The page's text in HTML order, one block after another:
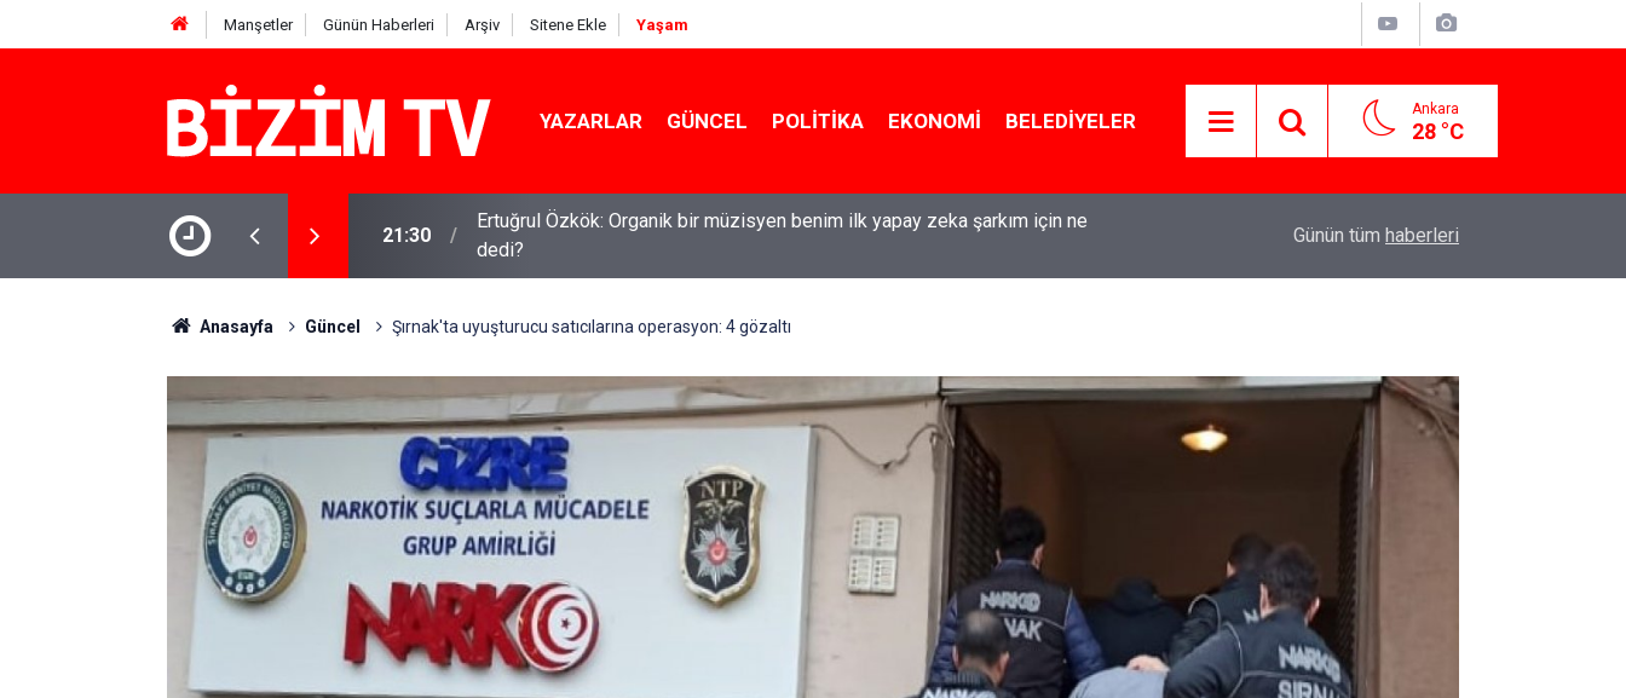
Manşetler Günün Haberleri Arşiv Sitene Ekle Yaşam
YAZARLAR GÜNCEL POLITIKA EKONOMI BELEDIYELER Ankara
28 °C
benim ilk yapay zeka şarkım için ne
16:11
Kirli çamaşırlar ortaya serildi... ROK itirafçı mı oldu? Fatih Altaylı'dan bomba
iddia
Özgür Özel'den Le Monde'a çarpıcı yazı: 'Bu
Günün tüm haberleri
Anasayfa Güncel Şırnak'ta uyuşturucu satıcılarına operasyon: 4 gözaltı